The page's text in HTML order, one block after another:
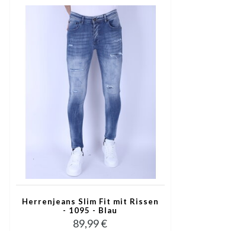
Herrenjeans Slim Fit mit Rissen
- 1095 - Blau
89,99 €